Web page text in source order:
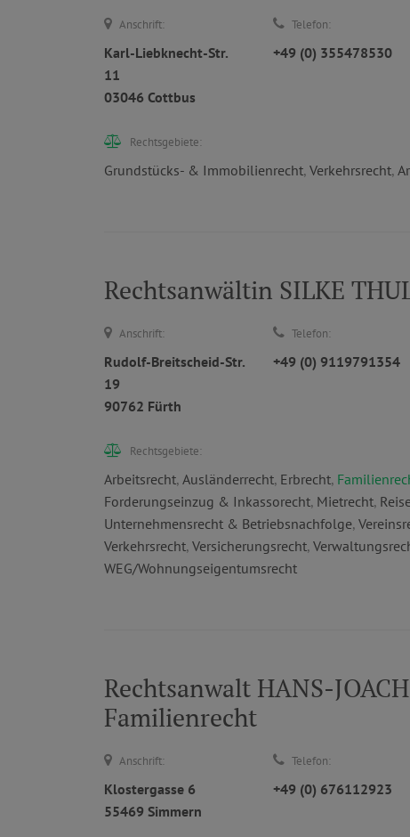
Anschrift:
Karl-Liebknecht-Str.
11
03046 Cottbus
Telefon:
+49 (0) 355478530
Rechtsgebiete:
Grundstücks- & Immobilienrecht, Verkehrsrecht,
Rechtsanwältin SILKE
Anschrift:
Rudolf-Breitscheid-Str.
19
90762 Fürth
Telefon:
+49 (0) 9119791354
Rechtsgebiete:
Arbeitsrecht, Ausländerrecht, Erbrecht,
Forderungseinzug & Inkassorecht, Mietrecht,
Unternehmensrecht & Betriebsnachfolge,
Verkehrsrecht, Versicherungsrecht,
WEG/Wohnungseigentumsrecht
Rechtsanwalt HANS-
Familienrecht
Anschrift:
Klostergasse 6
55469 Simmern
Telefon:
+49 (0) 676112923